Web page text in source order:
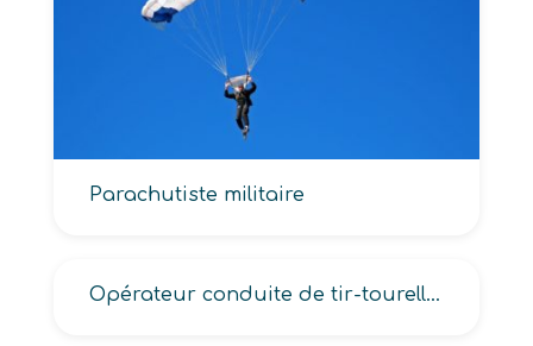
Parachutiste militaire
Opérateur conduite de tir-tourelle, Opérateur de défense sol-air